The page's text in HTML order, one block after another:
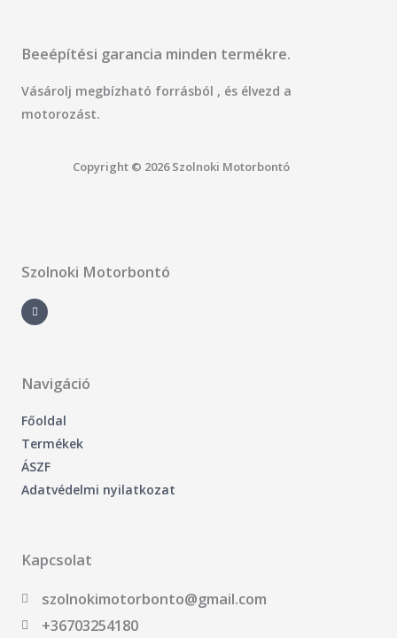
Beeépítési garancia minden termékre.
Vásárolj megbízható forrásból , és élvezd a
motorozást.
Copyright © 2026 Szolnoki Motorbontó
Szolnoki Motorbontó
a
c
e
-
f
Navigáció
Főoldal
Termékek
ÁSZF
Adatvédelmi nyilatkozat
Kapcsolat
szolnokimotorbonto@gmail.com
+36703254180